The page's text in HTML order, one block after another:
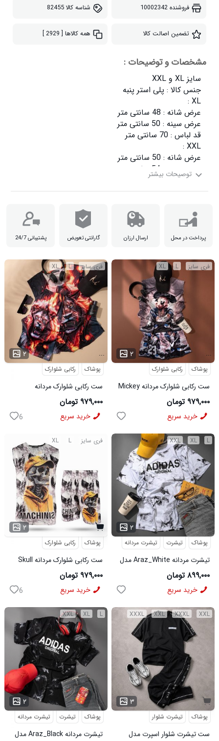
فروشنده10002342 شناسه کالا82455
تضمین اصالت کالا همه کالاها [ 2929 ]
مشخصات و توضیحات :
پرداخت در محل ارسال ارزان گارانتی تعویض پشتیبانی 24/7
فری سایز L
XL
۲ ...
پوشاک رکابی شلوارک
ست رکابی شلوارک مردانه
Lion_Black مدل 3997
۹۷۹,۰۰۰ تومان
خرید سریع 6
فری سایز L
XL
۲ ...
پوشاک رکابی شلوارک
ست رکابی شلوارک مردانه Mickey
مدل 3996
۹۷۹,۰۰۰ تومان
خرید سریع
فری سایز L
XL
۲
پوشاک رکابی شلوارک
ست رکابی شلوارک مردانه Skull
مدل 3995
۹۷۹,۰۰۰ تومان
خرید سریع 6
L
XL
XXL
۲ ...
پوشاک تیشرت تیشرت مردانه
تیشرت مردانه Araz_White مدل
3992
۸۹۹,۰۰۰ تومان
خرید سریع
L
XL
XXL
۲ ...
پوشاک تیشرت تیشرت مردانه
تیشرت مردانه Araz_Black مدل
XXL
XXXL
XXL
XXXL
۳
پوشاک تیشرت شلوار
ست تیشرت شلوار اسپرت مدل